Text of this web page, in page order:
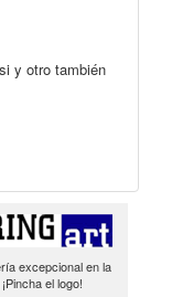
y otro también
excepcional en la
el logo!